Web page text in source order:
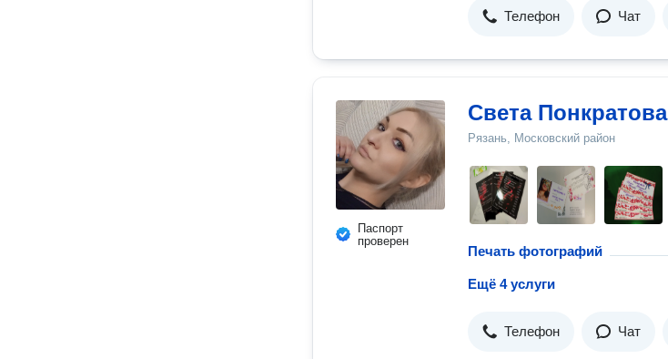
Телефон Чат
Паспорт
проверен
Света Понкратова
Рязань, Московский район
Печать фотографий
Ещё 4 услуги
Телефон Чат